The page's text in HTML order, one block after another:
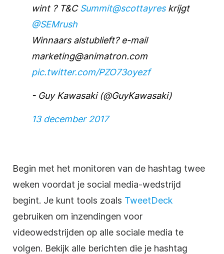
wint ? T&CSummit@scottayreskrijgt
@SEMrush
Winnaars alstublieft? e-mail
marketing@animatron.com
pic.twitter.com/PZO73oyezf
- Guy Kawasaki (@GuyKawasaki)
13 december 2017
Begin met het monitoren van de hashtag twee
weken voordat je social media-wedstrijd
begint. Je kunt tools zoals TweetDeck
gebruiken om inzendingen voor
videowedstrijden op alle sociale media te
volgen. Bekijk alle berichten die je hashtag